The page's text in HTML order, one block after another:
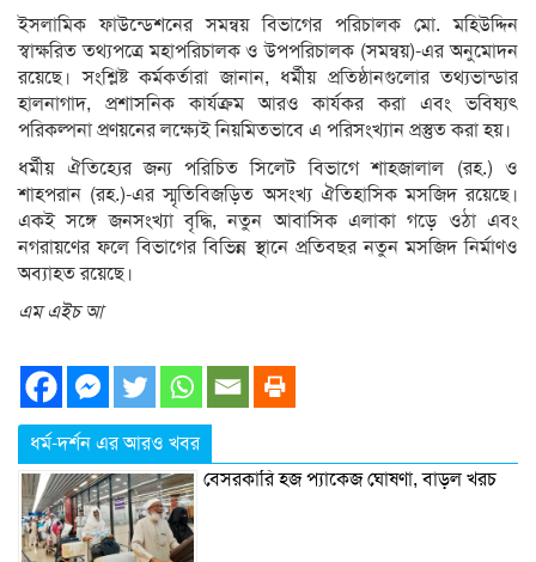
ইসলামিক ফাউন্ডেশনের সমন্বয় বিভাগের পরিচালক মো. মহিউদ্দিন
স্বাক্ষরিত তথ্যপত্রে মহাপরিচালক ও উপপরিচালক (সমন্বয়)-এর অনুমোদন
রয়েছে। সংশ্লিষ্ট কর্মকর্তারা জানান, ধর্মীয় প্রতিষ্ঠানগুলোর তথ্যভান্ডার
হালনাগাদ, প্রশাসনিক কার্যক্রম আরও কার্যকর করা এবং ভবিষ্যৎ
পরিকল্পনা প্রণয়নের লক্ষ্যেই নিয়মিতভাবে এ পরিসংখ্যান প্রস্তুত করা হয়।
ধর্মীয় ঐতিহ্যের জন্য পরিচিত সিলেট বিভাগে শাহজালাল (রহ.) ও
শাহপরান (রহ.)-এর স্মৃতিবিজড়িত অসংখ্য ঐতিহাসিক মসজিদ রয়েছে।
একই সঙ্গে জনসংখ্যা বৃদ্ধি, নতুন আবাসিক এলাকা গড়ে ওঠা এবং
নগরায়ণের ফলে বিভাগের বিভিন্ন স্থানে প্রতিবছর নতুন মসজিদ নির্মাণও
অব্যাহত রয়েছে।
এম এইচ আ
ধর্ম-দর্শন এর আরও খবর
বেসরকারি হজ প্যাকেজ ঘোষণা, বাড়ল খরচ